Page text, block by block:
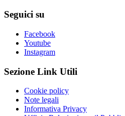
Seguici su
Facebook
Youtube
Instagram
Sezione Link Utili
Cookie policy
Note legali
Informativa Privacy